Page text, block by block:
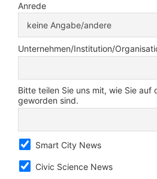
Anrede
Unternehmen/Institution/
Bitte teilen Sie uns mit, wie Sie auf
geworden sind.
Smart City News
Civic Science News